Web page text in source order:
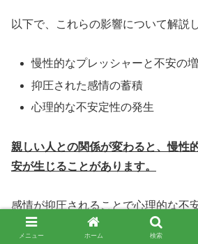
以下で、これらの影響について解説
慢性的なプレッシャーと不安の
抑圧された感情の蓄積
心理的な不安定性の発生
親しい人との関係が変わると、慢性
安が生じることがあります。
感情が抑圧されることで心理的な不
活や他の人間関係にも悪影響を及ぼ
メニュー ホーム 検索